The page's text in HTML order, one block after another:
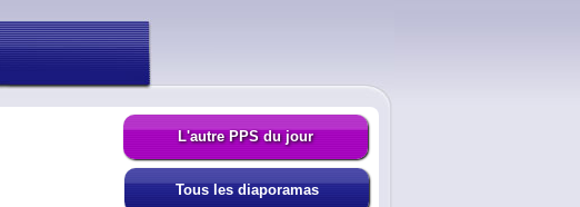
L'autre PPS du jour
Tous les diaporamas